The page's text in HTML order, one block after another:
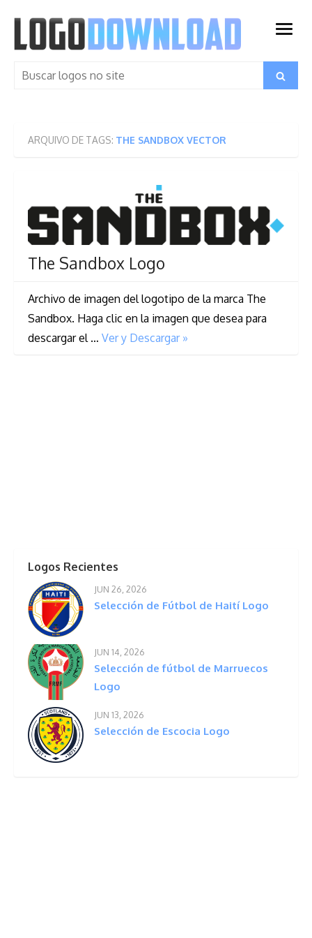
content
open
Search
Search
ARQUIVO DE TAGS: THE SANDBOX VECTOR
The Sandbox Logo
Archivo de imagen del logotipo de la marca The
Sandbox. Haga clic en la imagen que desea para
descargar el … Ver y Descargar »
Logos Recientes
JUN 26, 2026
Selección de Fútbol de Haití Logo
JUN 14, 2026
Selección de fútbol de Marruecos
Logo
JUN 13, 2026
Selección de Escocia Logo